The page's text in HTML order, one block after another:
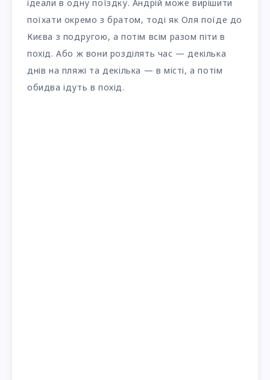
ідеали в одну поїздку. Андрій може вирішити
поїхати окремо з братом, тоді як Оля поїде до
Києва з подругою, а потім всім разом піти в
похід. Або ж вони розділять час — декілька
днів на пляжі та декілька — в місті, а потім
обидва ідуть в похід.